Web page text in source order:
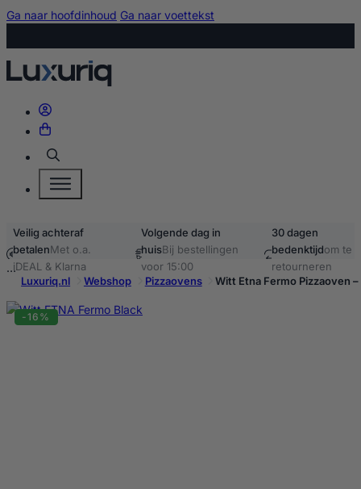
Ga naar hoofdinhoud Ga naar voettekst
Zoeken
Veilig achteraf
betalenMet o.a.
iDEAL & Klarna
Volgende dag in
huisBij bestellingen
voor 15:00
30 dagen
bedenktijdom te
retourneren
Luxuriq.nl
Webshop Pizzaovens Witt Etna Fermo Pizzaoven
-16%